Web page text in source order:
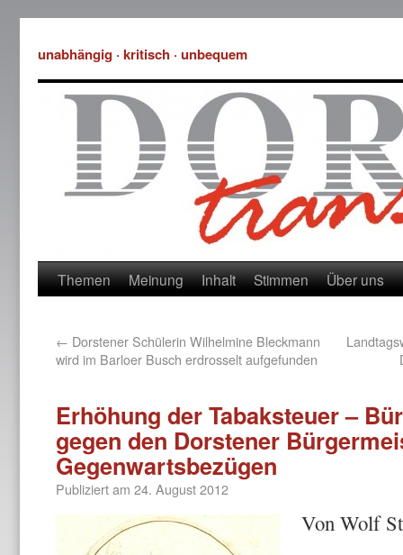
unabhängig · kritisch · unbequem
Themen Meinung Inhalt Stimmen Über uns
← Dorstener Schülerin Wilhelmine Bleckmann
wird im Barloer Busch erdrosselt aufgefunden
Erhöhung der Tabaksteuer –
gegen den Dorstener
Gegenwartsbezügen
Publiziert am 24. August 2012
Von Wolf